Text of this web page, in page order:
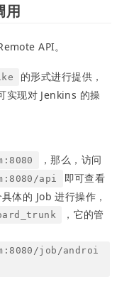
用
API。
的形式进行提供，
实现对 Jenkins 的操
，那么，访问
api
即可查看
体的 Job 进行操作，
，它的管
job/androi